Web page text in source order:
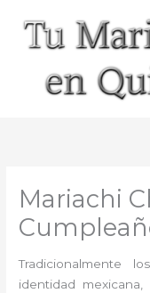
contenido
Mariachi
Tradicionalmente
identidad